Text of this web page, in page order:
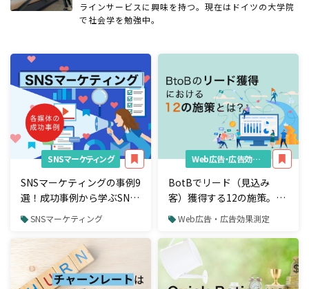
ラインサービスに興味を持つ。現在はドイツの大学院
で社会学を勉強中。
SNSマーケティング
SNSマーケティングの事例9
選！成功事例から学ぶSNS
の運営方法
SNSマーケティング
Web広告・広告効果測定
BotBでリード（見込み
客）獲得する12の施策。有
望なリードを見極める指標
Web広告・広告効果測定